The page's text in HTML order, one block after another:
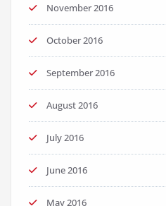
November 2016
October 2016
September 2016
August 2016
July 2016
June 2016
May 2016